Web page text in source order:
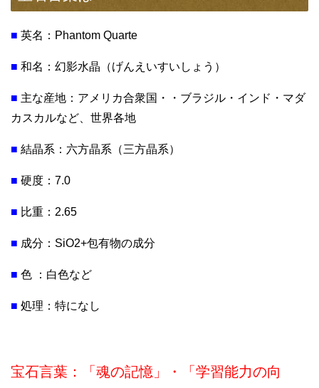
■ 英名：Phantom Quarte
■ 和名：幻影水晶（げんえいすいしょう）
■ 主な産地：アメリカ合衆国・・ブラジル・インド・マダ
カスカルなど、世界各地
■ 結晶系：六方晶系（三方晶系）
■ 硬度：7.0
■ 比重：2.65
■ 成分：SiO2+包有物の成分
■ 色 ：白色など
■ 処理：特になし
宝石言葉：「魂の記憶」・「学習能力の向